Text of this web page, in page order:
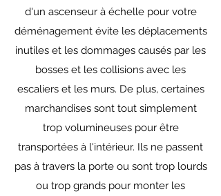
d'un ascenseur à échelle pour votre
déménagement évite les déplacements
inutiles et les dommages causés par les
bosses et les collisions avec les
escaliers et les murs. De plus, certaines
marchandises sont tout simplement
trop volumineuses pour être
transportées à l'intérieur. Ils ne passent
pas à travers la porte ou sont trop lourds
ou trop grands pour monter les